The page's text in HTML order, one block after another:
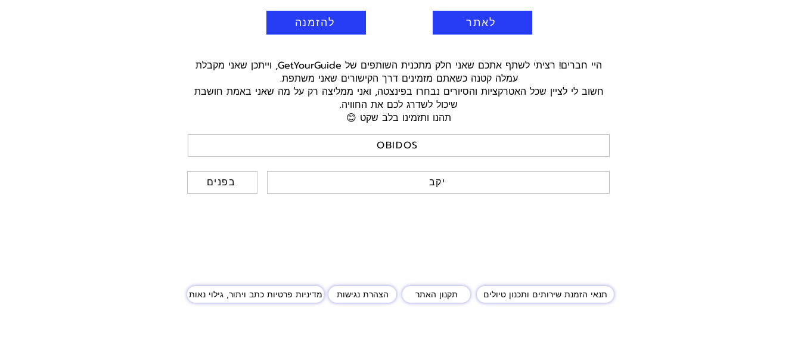
לאתר להזמנה
היי חברים! רציתי לשתף אתכם שאני חלק מתכנית השותפים של GetYourGuide, וייתכן שאני מקבלת
עמלה קטנה כשאתם מזמינים דרך הקישורים שאני משתפת.
חשוב לי לציין שכל האטרקציות והסיורים נבחרו בפינצטה, ואני ממליצה רק על מה שאני באמת חושבת
שיכול לשדרג לכם את החוויה.
תהנו ותזמינו בלב שקט 😊
OBIDOS
יקב בפנים
תנאי הזמנת שירותים ותכנון טיולים תקנון האתר הצהרת נגישות מדיניות פרטיות כתב ויתור, גילוי נאות